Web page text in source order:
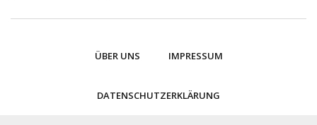
ÜBER UNS IMPRESSUM
DATENSCHUTZERKLÄRUNG